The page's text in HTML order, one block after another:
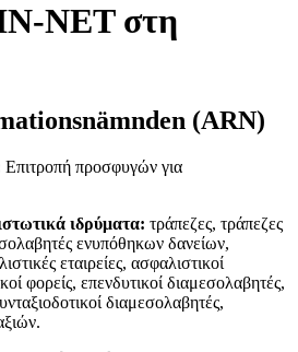
NET στη
(ARN)
Επιτροπή προσφυγών για
ιδρύματα: τράπεζες, τράπεζες
ενυπόθηκων δανείων,
εταιρείες, ασφαλιστικοί
φορείς, επενδυτικοί διαμεσολαβητές,
διαμεσολαβητές,